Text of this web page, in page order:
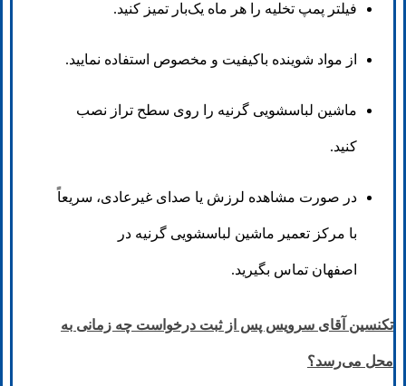
فیلتر پمپ تخلیه را هر ماه یک‌بار تمیز کنید.
از مواد شوینده باکیفیت و مخصوص استفاده نمایید.
ماشین لباسشویی گرنیه را روی سطح تراز نصب
کنید.
در صورت مشاهده لرزش یا صدای غیرعادی، سریعاً
با مرکز تعمیر ماشین لباسشویی گرنیه در
اصفهان تماس بگیرید.
تکنسین آقای سرویس پس از ثبت درخواست چه زمانی به
محل می‌رسد؟